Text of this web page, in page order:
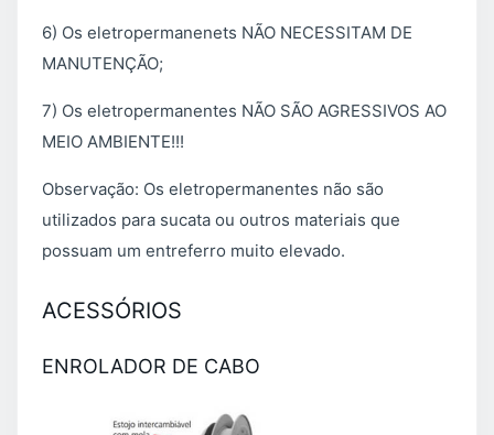
6) Os eletropermanenets NÃO NECESSITAM DE
MANUTENÇÃO;
7) Os eletropermanentes NÃO SÃO AGRESSIVOS AO
MEIO AMBIENTE!!!
Observação: Os eletropermanentes não são
utilizados para sucata ou outros materiais que
possuam um entreferro muito elevado.
ACESSÓRIOS
ENROLADOR DE CABO